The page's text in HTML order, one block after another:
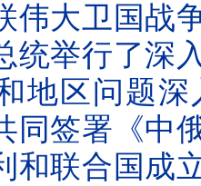
伟大卫国战
统举行了深
地区问题
同签署《中
和联合国成